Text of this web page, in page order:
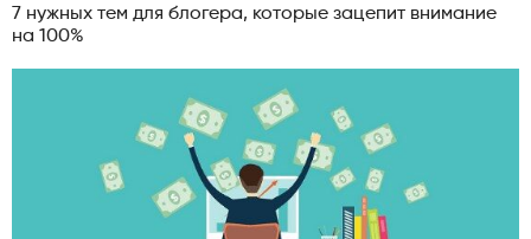
7 нужных тем для блогера, которые зацепит внимание
на 100%